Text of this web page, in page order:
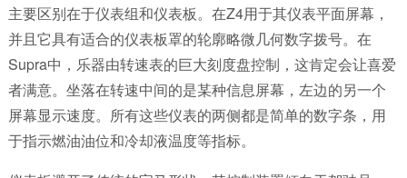
主要区别在于仪表组和仪表板。在Z4用于其仪表平面屏幕，
并且它具有适合的仪表板罩的轮廓略微几何数字拨号。在
Supra中，乐器由转速表的巨大刻度盘控制，这肯定会让喜爱
者满意。坐落在转速中间的是某种信息屏幕，左边的另一个
屏幕显示速度。所有这些仪表的两侧都是简单的数字条，用
于指示燃油油位和冷却液温度等指标。